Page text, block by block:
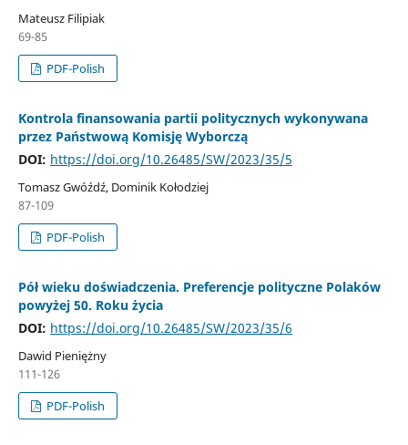
Mateusz Filipiak
69-85
PDF-Polish
Kontrola finansowania partii politycznych wykonywana
przez Państwową Komisję Wyborczą
DOI: https://doi.org/10.26485/SW/2023/35/5
Tomasz Gwóźdź, Dominik Kołodziej
87-109
PDF-Polish
Pół wieku doświadczenia. Preferencje polityczne Polaków
powyżej 50. Roku życia
DOI: https://doi.org/10.26485/SW/2023/35/6
Dawid Pieniężny
111-126
PDF-Polish